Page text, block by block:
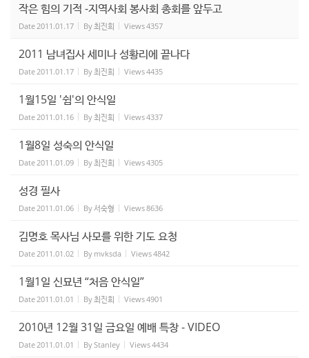
작은 힘의 기적 -지역사회 봉사회 총회를 앞두고
Date2011.01.17 By최진희 Views4357
2011 남녀집사 세미나 성황리에 끝나다
Date2011.01.17 By최진희 Views4435
1월15일 '쉼'의 안식일
Date2011.01.16 By최진희 Views4337
1월8일 성숙의 안식일
Date2011.01.09 By최진희 Views4305
성경 필사
Date2011.01.06 By서숙형 Views8636
김명호 목사님 사모를 위한 기도 요청
Date2011.01.02 By mvksda Views4842
1월1일 신묘년 “처음 안식일”
Date2011.01.01 By최진희 Views4901
2010년 12월 31일 금요일 예배 특창 - VIDEO
Date2011.01.01 ByStanley Views4434